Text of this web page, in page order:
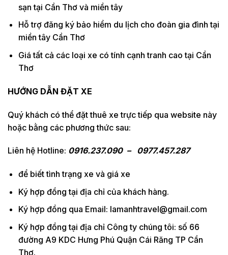
sạn tại Cần Thơ và miền tây
Hỗ trợ đăng ký bảo hiểm du lịch cho đoàn gia đình tại
miền tây Cần Thơ
Giá tất cả các loại xe có tính cạnh tranh cao tại Cần
Thơ
HƯỚNG DẪN ĐẶT XE
Quý khách có thể đặt thuê xe trực tiếp qua website này
hoặc bằng các phương thức sau:
Liên hệ Hotline: 0916.237.090 – 0977.457.287
để biết tình trạng xe và giá xe
Ký hợp đồng tại địa chỉ của khách hàng.
Ký hợp đồng qua Email: lamanhtravel@gmail.com
Ký hợp đồng tại địa chỉ Công ty chúng tôi: số 66
đường A9 KDC Hưng Phú Quận Cái Răng TP Cần
Thơ.